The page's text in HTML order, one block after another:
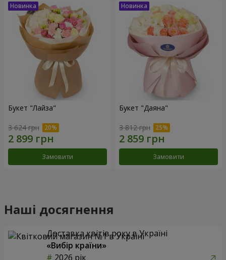
Букет "Лайза"
3 624 грн
Замовити
Букет "Даяна"
3 812 грн
Замовити
Наші досягнення
Доставка квітів року в Україні
«Вибір країни»
2026 рік